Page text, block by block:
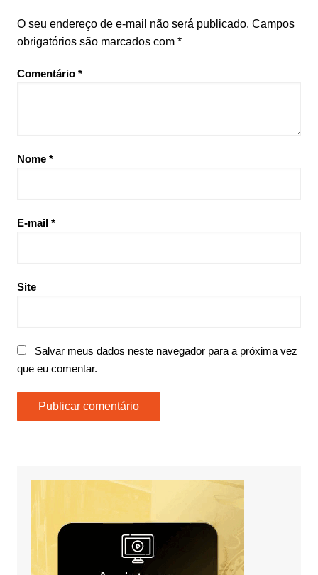
O seu endereço de e-mail não será publicado. Campos
obrigatórios são marcados com *
Comentário *
Nome *
E-mail *
Site
Salvar meus dados neste navegador para a próxima vez
que eu comentar.